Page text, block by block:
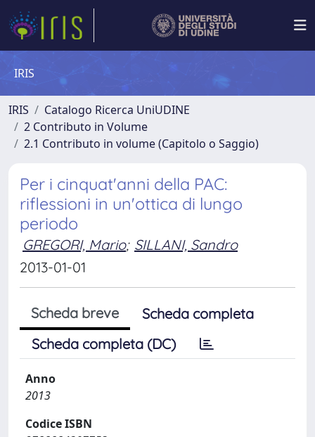
IRIS
IRIS
Catalogo Ricerca UniUDINE
2 Contributo in Volume
2.1 Contributo in volume (Capitolo o Saggio)
Per i cinquat'anni della PAC:
riflessioni in un'ottica di lungo
periodo
GREGORI, Mario; SILLANI, Sandro
2013-01-01
Scheda breve
Scheda completa
Scheda completa (DC)
Anno
2013
Codice ISBN